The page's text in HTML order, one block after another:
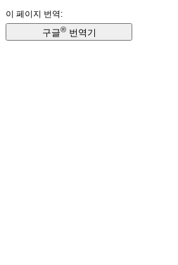
이 페이지 번역:
구글®번역기